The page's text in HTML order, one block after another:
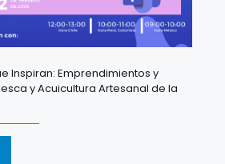
Inspiran: Emprendimientos y
y Acuicultura Artesanal de la